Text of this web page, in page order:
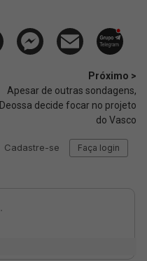
Próximo >
Apesar de outras sondagens,
Deossa decide focar no projeto
do Vasco